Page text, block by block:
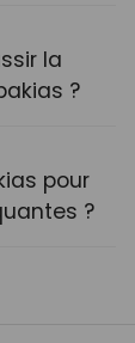
la
?
pour
?